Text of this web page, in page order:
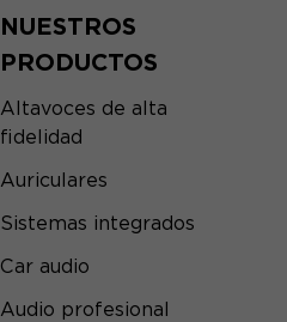
NUESTROS
PRODUCTOS
Altavoces de alta
fidelidad
Auriculares
Sistemas integrados
Car audio
Audio profesional